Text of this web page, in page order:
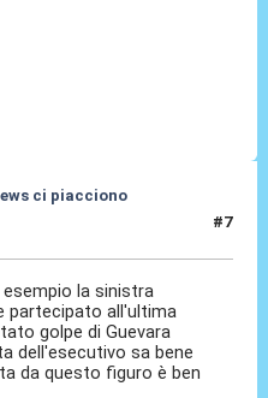
ci piacciono
#7
esempio la sinistra
partecipato all'ultima
golpe di Guevara
dell'esecutivo sa bene
da questo figuro è ben